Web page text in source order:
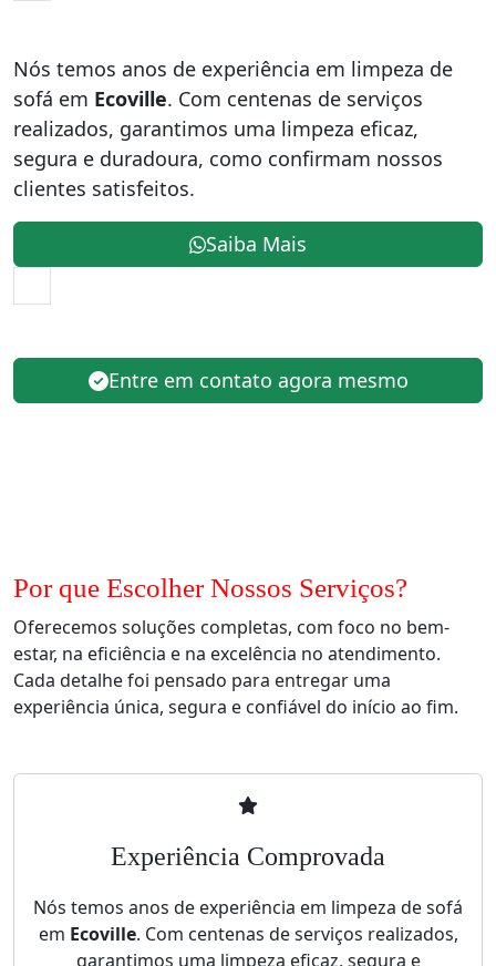
Nós temos anos de experiência em limpeza de
sofá em Ecoville. Com centenas de serviços
realizados, garantimos uma limpeza eficaz,
segura e duradoura, como confirmam nossos
clientes satisfeitos.
Saiba Mais
Entre em contato agora mesmo
Por que Escolher Nossos Serviços?
Oferecemos soluções completas, com foco no bem-
estar, na eficiência e na excelência no atendimento.
Cada detalhe foi pensado para entregar uma
experiência única, segura e confiável do início ao fim.
Experiência Comprovada
Nós temos anos de experiência em limpeza de sofá
em Ecoville. Com centenas de serviços realizados,
garantimos uma limpeza eficaz, segura e